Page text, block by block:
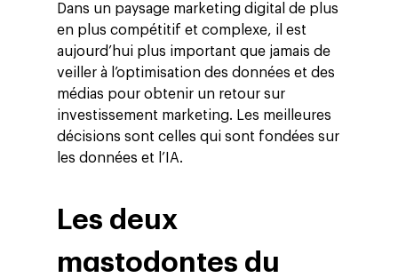
Dans un paysage marketing digital de plus
en plus compétitif et complexe, il est
aujourd’hui plus important que jamais de
veiller à l’optimisation des données et des
médias pour obtenir un retour sur
investissement marketing. Les meilleures
décisions sont celles qui sont fondées sur
les données et l’IA.
Les deux
mastodontes du